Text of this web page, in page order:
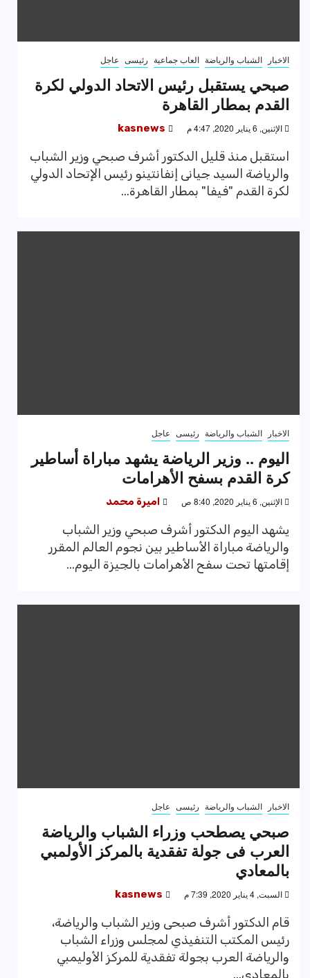
الاخبار الشباب والرياضة العاب جماعية رئيسى عاجل
صبحي يستقبل رئيس الاتحاد الدولي لكرة
القدم بمطار القاهرة
الإثنين, 6 يناير 2020, 4:47 م kasnews
استقبل منذ قليل الدكتور أشرف صبحي وزير الشباب
والرياضة السيد جيانى إنفانتينو رئيس الإتحاد الدولي
لكرة القدم "فيفا" بمطار القاهرة...
الاخبار الشباب والرياضة رئيسى عاجل
اليوم .. وزير الرياضة يشهد مباراة أساطير
كرة القدم بسفح الأهرامات
الإثنين, 6 يناير 2020, 8:40 ص اميرة محمد
يشهد اليوم الدكتور أشرف صبحي وزير الشباب
والرياضة مباراة الأساطير بين نجوم العالم المقرر
إقامتها تحت سفح الأهرامات بالجيزة اليوم...
الاخبار الشباب والرياضة رئيسى عاجل
صبحي يصطحب وزراء الشباب والرياضة
العرب فى جولة تفقدية بالمركز الأولمبي
بالمعادي
السبت, 4 يناير 2020, 7:39 م kasnews
قام الدكتور أشرف صبحى وزير الشباب والرياضة،
رئيس المكتب التنفيذي لمجلس وزراء الشباب
والرياضة العرب بجولة تفقدية للمركز الأوليمبي
بالمعادي...